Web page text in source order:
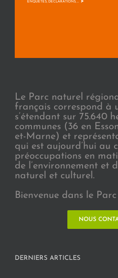
ENQUÊTES, DÉCLARATIONS, ...
Le Parc naturel
français correspond à
s’étendant sur 75.640
communes (36 en
et-Marne) et
qui est aujourd’hui au
préoccupations en
de l’environnement et
naturel et culturel.
Bienvenue dans le Parc
NOUS
DERNIERS ARTICLES